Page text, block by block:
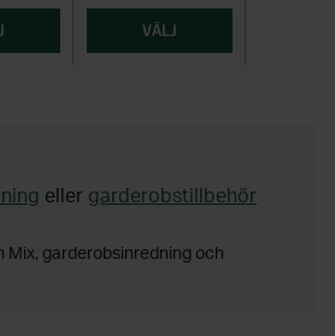
VÄLJ
eller garderobstillbehör
garderobsinredning och